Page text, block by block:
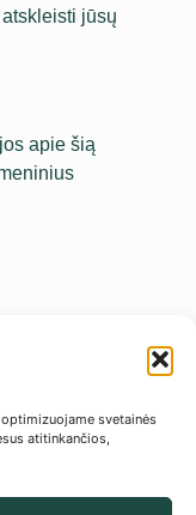
svetainės
atitinkančios,
jūsų
apie šią